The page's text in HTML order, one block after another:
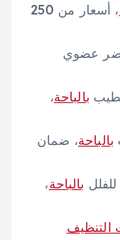
، أسعار من 250
عضوي
بالباحة،
بالباحة، ضمان
بالباحة،
التنظيف